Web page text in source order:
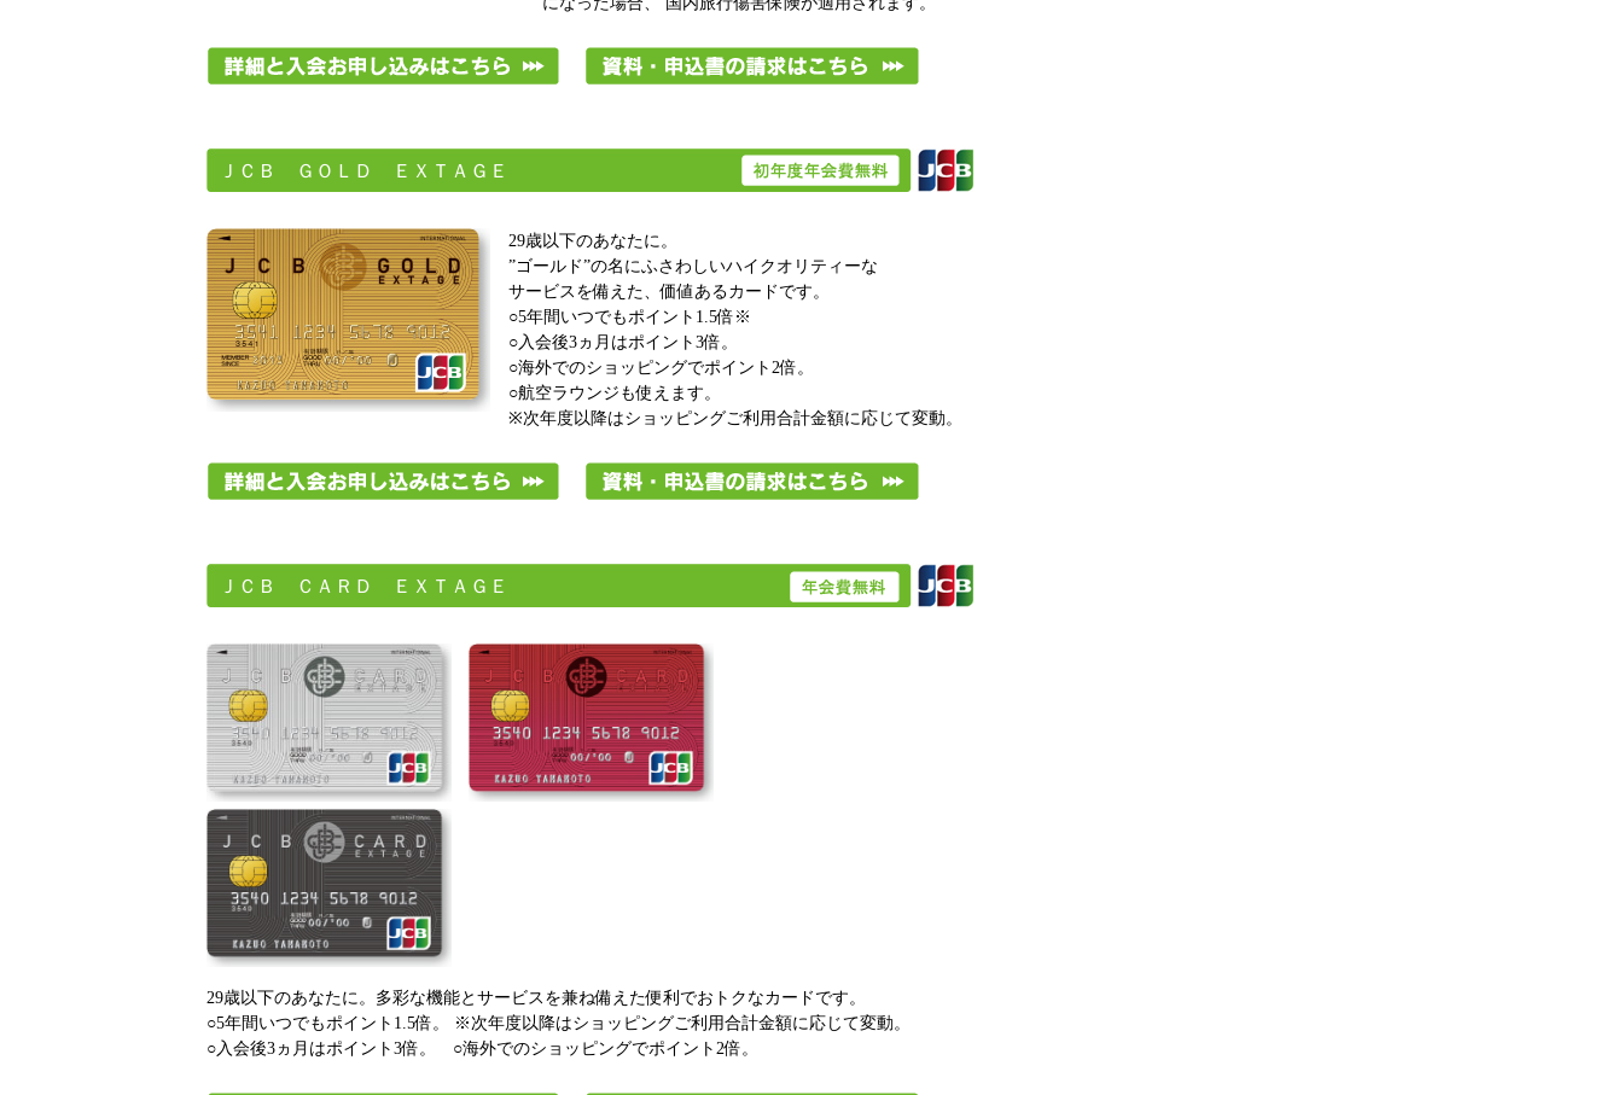
ＪＣＢ ＧＯＬＤ ＥＸＴＡＧＥ
29歳以下のあなたに。
”ゴールド”の名にふさわしいハイクオリティーな
サービスを備えた、価値あるカードです。
○5年間いつでもポイント1.5倍※
○入会後3ヵ月はポイント3倍。
○海外でのショッピングでポイント2倍。
○航空ラウンジも使えます。
※次年度以降はショッピングご利用合計金額に応じて変動。
ＪＣＢ ＣＡＲＤ ＥＸＴＡＧＥ
29歳以下のあなたに。多彩な機能とサービスを兼ね備えた便利でおトクなカードです。
○5年間いつでもポイント1.5倍。 ※次年度以降はショッピングご利用合計金額に応じて変動。
○入会後3ヵ月はポイント3倍。 ○海外でのショッピングでポイント2倍。